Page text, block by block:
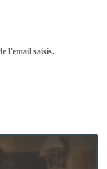
l'email saisis.